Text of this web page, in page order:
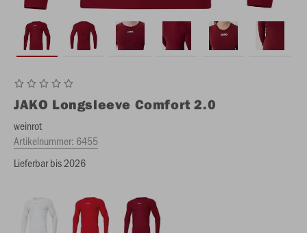
JAKO Longsleeve Comfort 2.0
weinrot
Artikelnummer: 6455
Lieferbar bis 2026